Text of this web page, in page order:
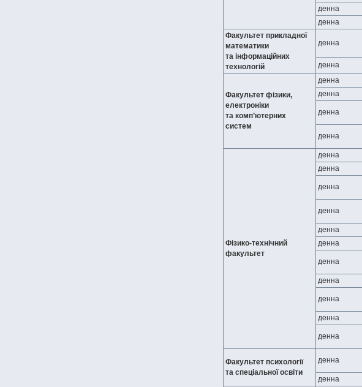
денна
денна
Факультет прикладної
математики
та інформаційних
технологій
денна
денна
Факультет фізики,
електроніки
та комп’ютерних
систем
денна
денна
денна
денна
Фізико-технічний
факультет
денна
денна
денна
денна
денна
денна
денна
денна
денна
денна
денна
Факультет психології
та спеціальної освіти
денна
денна